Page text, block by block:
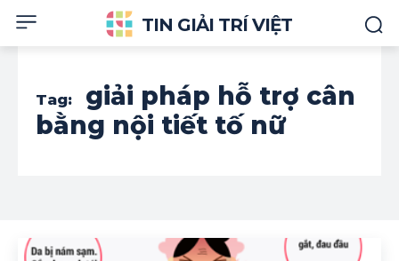
TIN GIẢI TRÍ VIỆT
Tag:
giải pháp hỗ trợ cân
bằng nội tiết tố nữ